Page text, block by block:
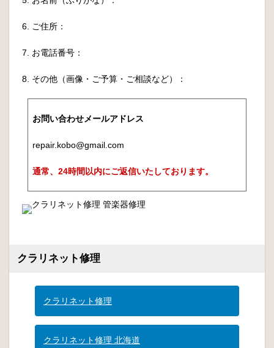
6. ご住所：
7. お電話番号：
8. その他（画像・ご予算・ご相談など）：
お問い合わせメールアドレス
repair.kobo@gmail.com
通常、24時間以内にご返信いたしております。
クラリネット修理
クラリネット修理
クラリネット修理 北海道